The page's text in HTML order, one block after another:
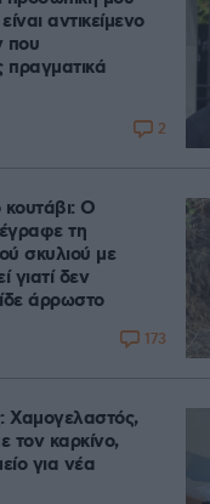
αντικείμενο
που
πραγματικά
2
κουτάβι: Ο
τη
σκυλιού με
γιατί δεν
άρρωστο
173
Χαμογελαστός,
τον καρκίνο,
για νέα